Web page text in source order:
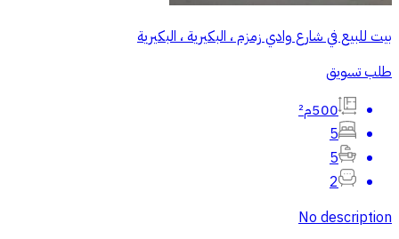
بيت للبيع في شارع وادي زمزم ، البكيرية ، البكيرية
طلب تسويق
500م²
5
5
2
No description